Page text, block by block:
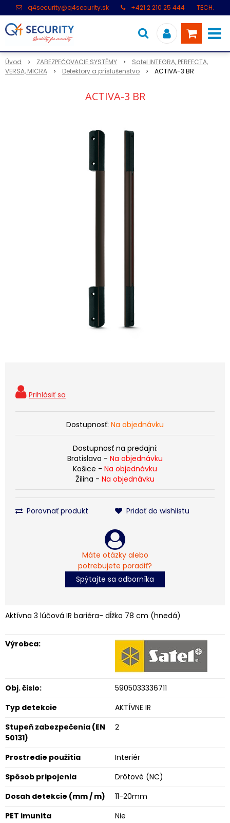
q4security@q4security.sk +421 2 210 25 444
TECH.
Úvod ZABEZPEČOVACIE SYSTÉMY
Satel INTEGRA, PERFECTA,
VERSA, MICRA
Detektory a príslušenstvo ACTIVA-3 BR
ACTIVA-3 BR
Dostupnosť: Na objednávku
Dostupnosť na predajni:
Bratislava - Na objednávku
Košice - Na objednávku
Žilina - Na objednávku
Porovnať produkt Pridať do wishlistu
Máte otázky alebo
potrebujete poradiť?
Spýtajte sa odborníka
Aktívna 3 lúčová IR bariéra- dĺžka 78 cm (hnedá)
Výrobca:
Obj. čislo:
5905033336711
Typ detekcie
AKTÍVNE IR
Stupeň zabezpečenia (EN
50131)
2
Prostredie použitia
Interiér
Spôsob pripojenia
Drôtové (NC)
Dosah detekcie (mm / m)
11-20mm
PET imunita
Nie